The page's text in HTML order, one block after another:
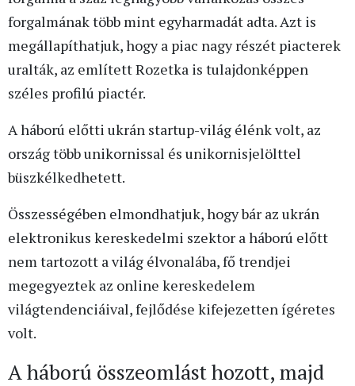
forgalmának több mint egyharmadát adta. Azt is
megállapíthatjuk, hogy a piac nagy részét piacterek
uralták, az említett Rozetka is tulajdonképpen
széles profilú piactér.
A háború előtti ukrán startup-világ élénk volt, az
ország több unikornissal és unikornisjelölttel
büszkélkedhetett.
Összességében elmondhatjuk, hogy bár az ukrán
elektronikus kereskedelmi szektor a háború előtt
nem tartozott a világ élvonalába, fő trendjei
megegyeztek az online kereskedelem
világtendenciáival, fejlődése kifejezetten ígéretes
volt.
A háború összeomlást hozott, majd